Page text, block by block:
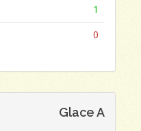
1
0
Glace A